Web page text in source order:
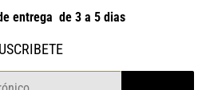
entrega de 3 a 5 dias